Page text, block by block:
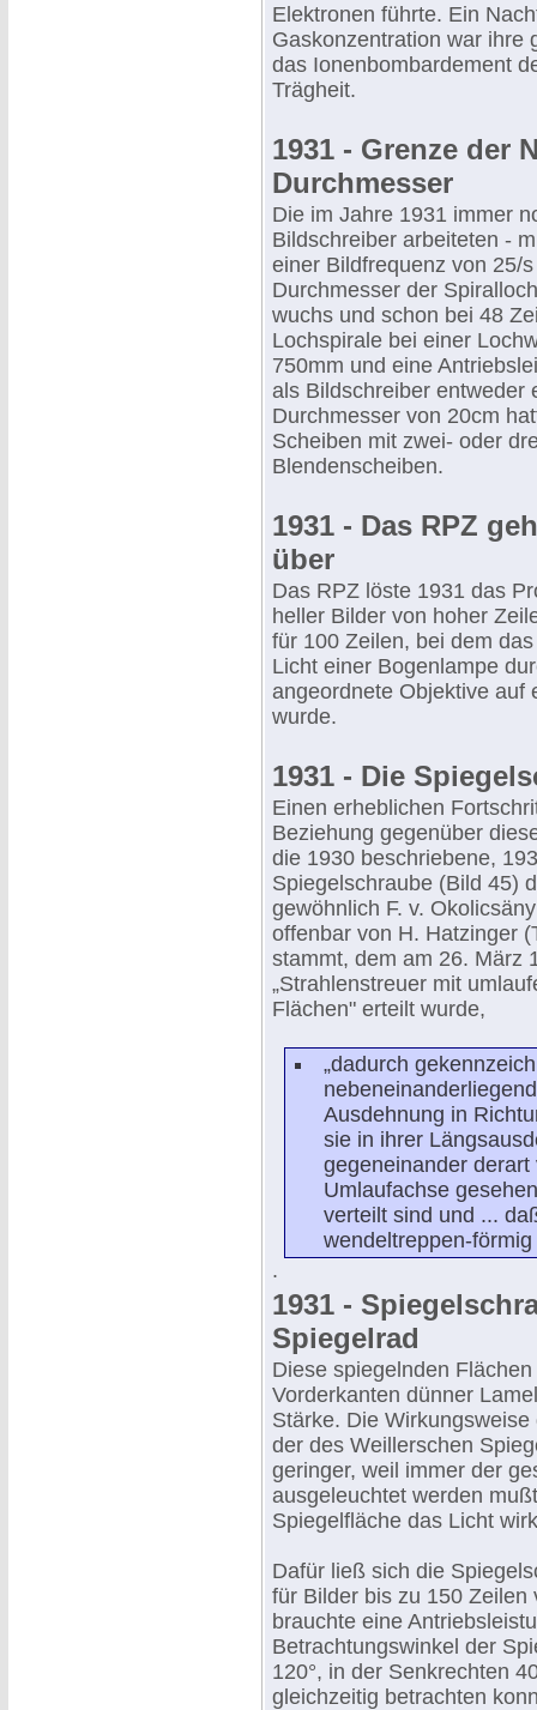
Elektronen führte. Ein
Gaskonzentration war ihre
das Ionenbombardement
Trägheit.
1931 - Grenze der
Durchmesser
Die im Jahre 1931 immer
Bildschreiber arbeiteten -
einer Bildfrequenz von 25/
Durchmesser der
wuchs und schon bei 48
Lochspirale bei einer
750mm und eine
als Bildschreiber entweder
Durchmesser von 20cm
Scheiben mit zwei- oder
Blendenscheiben.
1931 - Das RPZ
über
Das RPZ löste 1931 das
heller Bilder von hoher
für 100 Zeilen, bei dem
Licht einer Bogenlampe
angeordnete Objektive auf
wurde.
1931 - Die
Einen erheblichen
Beziehung gegenüber
die 1930 beschriebene,
Spiegelschraube (Bild 45)
gewöhnlich F. v.
offenbar von H. Hatzinger
stammt, dem am 26. März
„Strahlenstreuer mit
Flächen" erteilt wurde,
„dadurch
Ausdehnung in
sie in ihrer
gegeneinander
Umlaufachse
verteilt sind und ...
wendeltreppen-
.
1931 -
Spiegelrad
Diese spiegelnden
Vorderkanten dünner
Stärke. Die
der des Weillerschen
geringer, weil immer der
ausgeleuchtet werden
Spiegelfläche das Licht
Dafür ließ sich die
für Bilder bis zu 150
brauchte eine
Betrachtungswinkel der
120°, in der Senkrechten
gleichzeitig betrachten